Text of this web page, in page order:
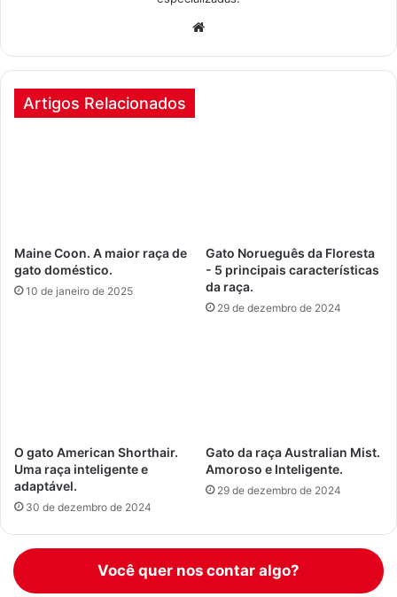
rede
Artigos Relacionados
Maine Coon. A maior raça de
gato doméstico.
10 de janeiro de 2025
Gato Norueguês da Floresta
- 5 principais características
da raça.
29 de dezembro de 2024
O gato American Shorthair.
Uma raça inteligente e
adaptável.
30 de dezembro de 2024
Gato da raça Australian Mist.
Amoroso e Inteligente.
29 de dezembro de 2024
Você quer nos contar algo?